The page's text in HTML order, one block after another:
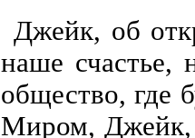
Джейк, об
наше счастье,
общество, где
Миром, Джейк,